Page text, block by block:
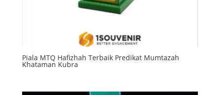
Piala MTQ Hafizhah Terbaik Predikat Mumtazah
Khataman Kubra